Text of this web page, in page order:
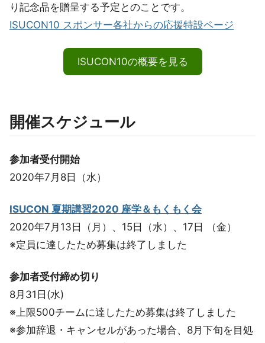
り記念品を贈呈する予定とのことです。
ISUCON10 スポンサー各社からの応援特設ページ
ISUCON10の概要を見る
開催スケジュール
参加者受付開始
2020年7月8日（水）
ISUCON 夏期講習2020 座学＆もくもく会
2020年7月13日（月）、15日（水）、17日 （金）
※定員に達したため募集は終了しました
参加者受付締め切り
8月31日(水)
※上限500チームに達したため募集は終了しました
※参加辞退・キャンセルがあった場合、8月下旬を目処